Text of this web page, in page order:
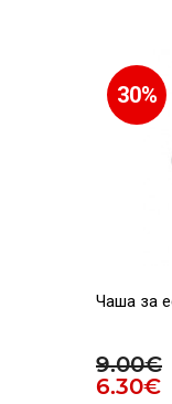
30%
Чаша за
9.00€
6.30€